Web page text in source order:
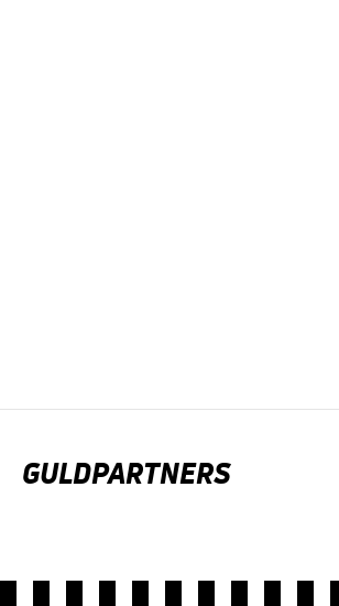
GULDPARTNERS